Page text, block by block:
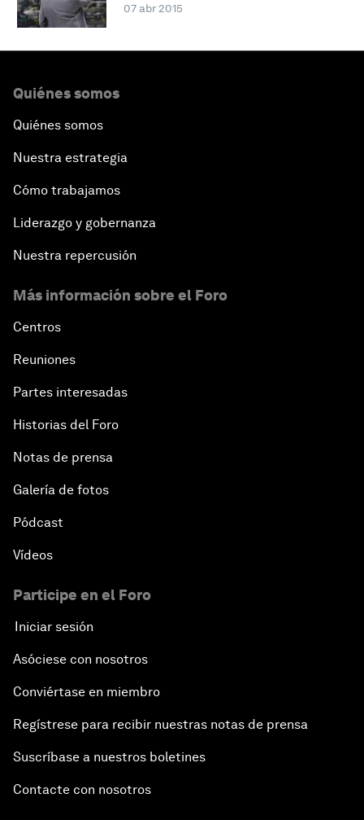
07 abr 2015
Quiénes somos
Quiénes somos
Nuestra estrategia
Cómo trabajamos
Liderazgo y gobernanza
Nuestra repercusión
Más información sobre el Foro
Centros
Reuniones
Partes interesadas
Historias del Foro
Notas de prensa
Galería de fotos
Pódcast
Vídeos
Participe en el Foro
Iniciar sesión
Asóciese con nosotros
Conviértase en miembro
Regístrese para recibir nuestras notas de prensa
Suscríbase a nuestros boletines
Contacte con nosotros